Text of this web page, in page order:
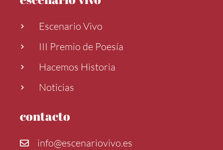
Escenario Vivo
III Premio de Poesía
Hacemos Historia
Noticias
contacto
info@escenariovivo.es